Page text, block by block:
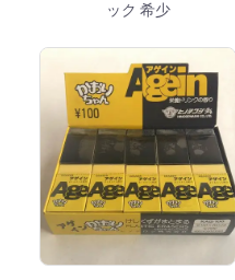
ック 希少